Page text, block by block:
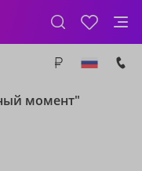
момент"